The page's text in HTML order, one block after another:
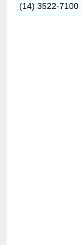
(14) 3522-7100